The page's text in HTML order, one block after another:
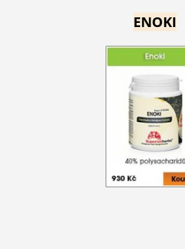
ENOKI